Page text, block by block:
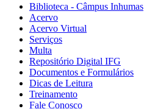
Biblioteca - Câmpus Inhumas
Acervo
Acervo Virtual
Serviços
Multa
Repositório Digital IFG
Documentos e Formulários
Dicas de Leitura
Treinamento
Fale Conosco